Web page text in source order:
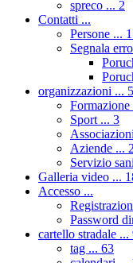
spreco ... 2
Contatti ...
Persone ...
Segnala
organizzazioni ...
Formazione
Sport ... 3
Aziende ...
Servizio
Galleria video ...
Accesso ...
Password
cartello stradale ...
tag ... 63